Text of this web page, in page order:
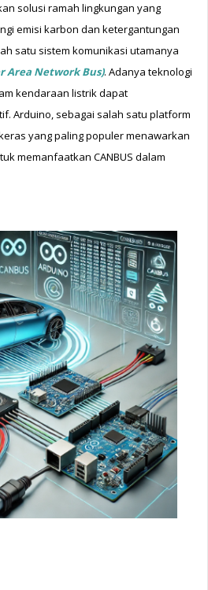
solusi ramah lingkungan yang
emisi karbon dan ketergantungan
satu sistem komunikasi utamanya
Area Network Bus). Adanya teknologi
kendaraan listrik dapat
Arduino, sebagai salah satu platform
yang paling populer menawarkan
memanfaatkan CANBUS dalam